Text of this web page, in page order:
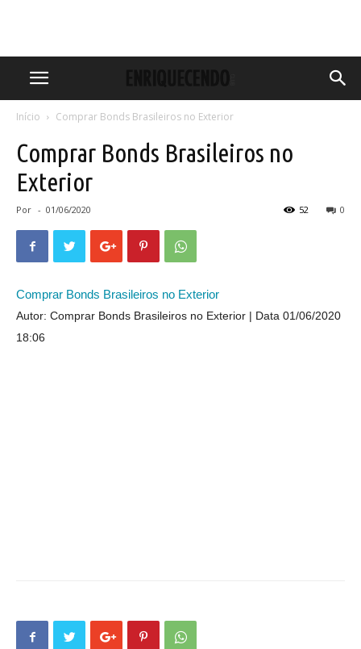
Início Comprar Bonds Brasileiros no Exterior
Comprar Bonds Brasileiros no
Exterior
Por - 01/06/2020 0
52
Comprar Bonds Brasileiros no Exterior
Autor: Comprar Bonds Brasileiros no Exterior
Data 01/06/2020
18:06